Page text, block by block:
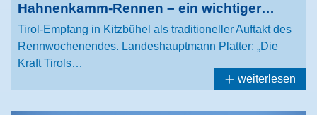
Hahnenkamm-Rennen – ein wichtiger…
Tirol-Empfang in Kitzbühel als traditioneller Auftakt des
Rennwochenendes. Landeshauptmann Platter: „Die
Kraft Tirols…
weiterlesen